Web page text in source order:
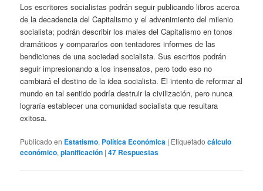
Los escritores socialistas podrán seguir publicando libros acerca
de la decadencia del Capitalismo y el advenimiento del milenio
socialista; podrán describir los males del Capitalismo en tonos
dramáticos y compararlos con tentadores informes de las
bendiciones de una sociedad socialista. Sus escritos podrán
seguir impresionando a los insensatos, pero todo eso no
cambiará el destino de la idea socialista. El intento de reformar al
mundo en tal sentido podría destruir la civilización, pero nunca
lograría establecer una comunidad socialista que resultara
exitosa.
Publicado en Estatismo, Política Económica | Etiquetado cálculo
económico,planificación |47 Respuestas